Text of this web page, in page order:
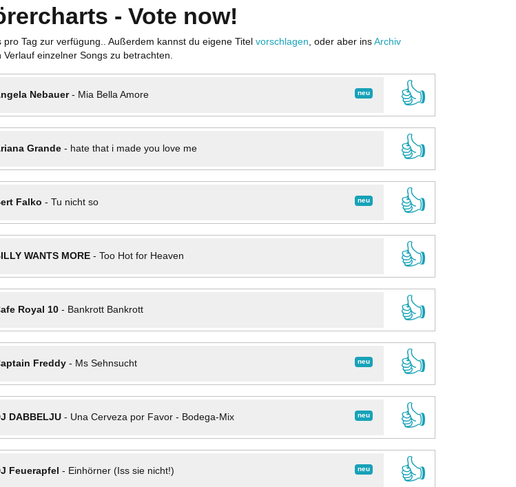
- Vote now!
pro Tag zur verfügung.. Außerdem kannst du eigene Titel vorschlagen , oder aber ins Archiv
Verlauf einzelner Songs zu betrachten.
neu
Nebauer- Mia Bella Amore
👍
Grande- hate that i made you love me
👍
neu
Falko - Tu nicht so
👍
WANTS MORE- Too Hot for Heaven
👍
Royal 10- Bankrott Bankrott
👍
neu
Freddy- Ms Sehnsucht
👍
neu
DABBELJU- Una Cerveza por Favor - Bodega-Mix
👍
neu
Feuerapfel - Einhörner (Iss sie nicht!)
👍